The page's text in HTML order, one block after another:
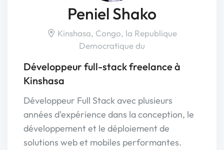
Peniel Shako
Kinshasa, Congo, la Republique
Democratique du
Développeur full-stack freelance à
Kinshasa
Développeur Full Stack avec plusieurs
années d'expérience dans la conception, le
développement et le déploiement de
solutions web et mobiles performantes.